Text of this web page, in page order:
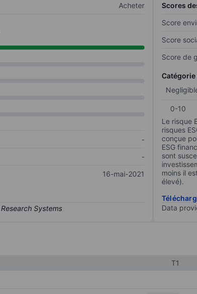
Acheter
-
-
16-mai-2021
Scores
Score
Score
Score de
Catégorie
0-10
Le risque
risques
conçue
ESG
sont
moins il
élevé).
Data
T1